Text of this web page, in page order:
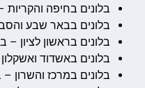
בלונים בחיפה והקריות
בלונים בבאר שבע
בלונים בראשון לציון –
בלונים באשדוד
בלונים במרכז והשרון –